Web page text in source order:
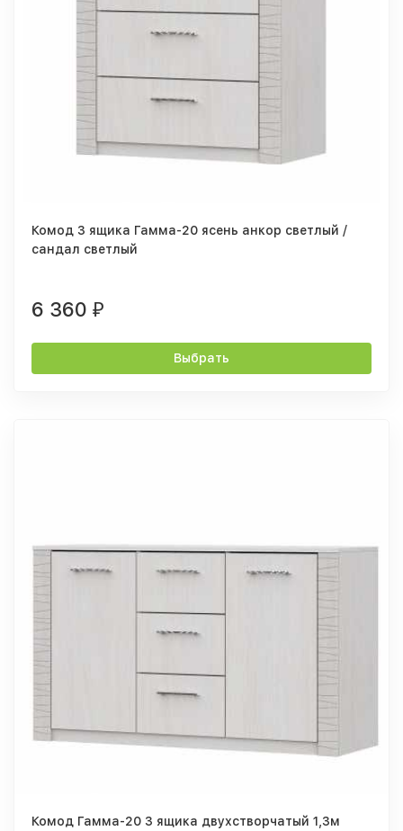
Комод 3 ящика Гамма-20 ясень анкор светлый /
сандал светлый
6 360 ₽
Выбрать
Комод Гамма-20 3 ящика двухстворчатый 1,3м